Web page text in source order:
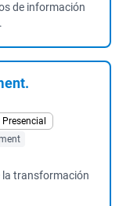
de información
Presencial
la transformación